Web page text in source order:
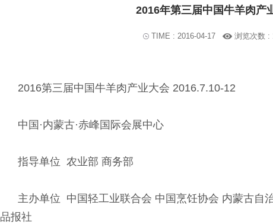
2016年第三届中国牛羊肉产
TIME : 2016-04-17 浏览次数 :
2016第三届中国牛羊肉产业大会 2016.7.10-12
中国·内蒙古·赤峰国际会展中心
指导单位 农业部 商务部
主办单位 中国轻工业联合会 中国烹饪协会 内蒙古自
品报社